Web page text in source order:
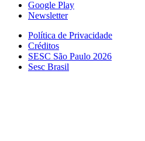
Google Play
Newsletter
Política de Privacidade
Créditos
SESC São Paulo 2026
Sesc Brasil